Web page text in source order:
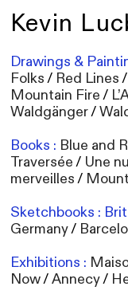
Kevin
Drawings &
Folks/ Red Lines/
Mountain Fire/
Waldgänger/
Books : Blue and
Traversée/ Une
merveilles/
Sketchbooks :
Germany/
Exhibitions :
Now/Annecy/